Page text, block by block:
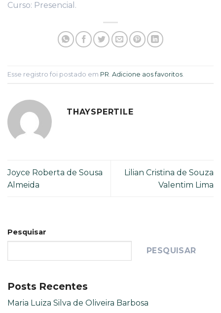
Curso: Presencial.
Esse registro foi postado em PR Adicione aos favoritos
THAYSPERTILE
Joyce Roberta de Sousa
Almeida
Lilian Cristina de Souza
Valentim Lima
Pesquisar
PESQUISAR
Posts Recentes
Maria Luiza Silva de Oliveira Barbosa